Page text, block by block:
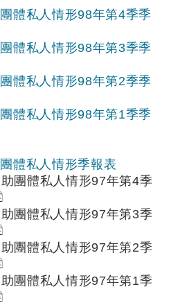
體私人情形98年第4季季
體私人情形98年第3季季
體私人情形98年第2季季
體私人情形98年第1季季
體私人情形季報表
團體私人情形97年第4季
團體私人情形97年第3季
團體私人情形97年第2季
團體私人情形97年第1季